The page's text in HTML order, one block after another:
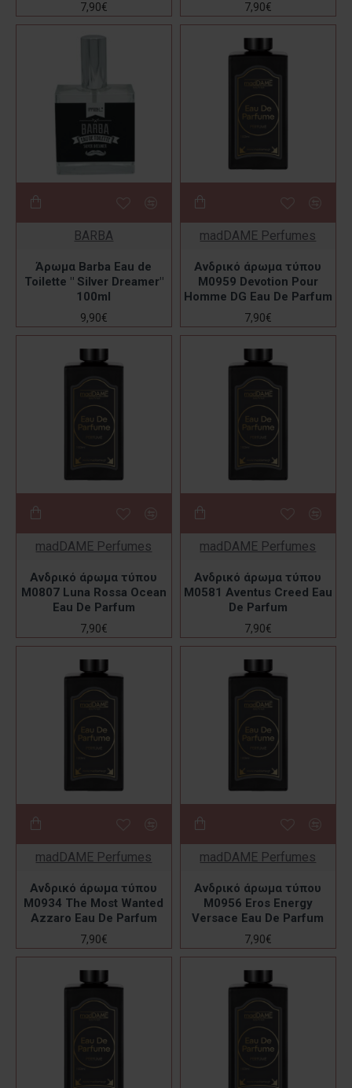
7,90€ 7,90€
BARBA
Άρωμα Barba Eau de
Toilette " Silver Dreamer"
100ml
9,90€
madDAME Perfumes
Ανδρικό άρωμα τύπου
M0959 Devotion Pour
Homme DG Eau De Parfum
7,90€
madDAME Perfumes
Ανδρικό άρωμα τύπου
M0807 Luna Rossa Ocean
Eau De Parfum
7,90€
madDAME Perfumes
Ανδρικό άρωμα τύπου
M0581 Aventus Creed Eau
De Parfum
7,90€
madDAME Perfumes
Ανδρικό άρωμα τύπου
M0934 The Most Wanted
Azzaro Eau De Parfum
7,90€
madDAME Perfumes
Ανδρικό άρωμα τύπου
M0956 Eros Energy
Versace Eau De Parfum
7,90€